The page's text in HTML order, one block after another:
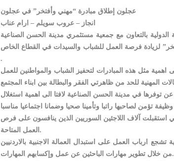
عجلون إطلاق مبادرة “مهني وأفتخر” في عجلون
انجاز – عروب سويلم – ارام عناب
الدولية بالتعاون مع جمعية مستثمري مدينة الحسن الصناعية
لزيادة فرصة العمل للشباب والسيدات في القطاع الخاص
.
مثل هذه المبادرات لتحفيز الشباب والمواطنين للعمل
في مدينة الحسن الصناعية لافتا الى اهمية استغلال
استقبلت آلاف اللاجئين السوريين الذين ينافسون على فرص
العمل المتاحة.
ارباب العمل على استبدال العمالة الاجنبية بالاردنيين
من خلال تطوير مهارات الباحثين عن عمل وإكسابهم المهارات.